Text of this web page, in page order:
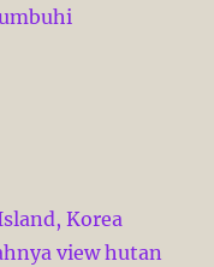
Korea
view hutan